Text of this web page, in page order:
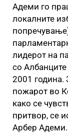
Адеми го
локалните
лидерот на
со
2001 година.
пожарот во
како се
притвор, се
Арбер Адеми.